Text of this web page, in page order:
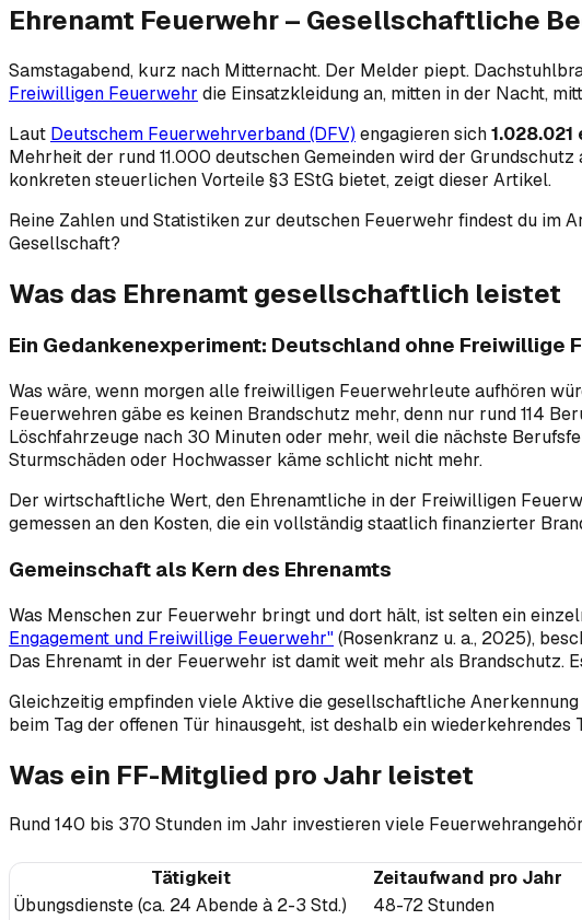
Ehrenamt Feuerwehr – Gesellschaftliche
Samstagabend, kurz nach Mitternacht. Der Melder piept.
Freiwilligen Feuerwehr die Einsatzkleidung an, mitten in der Nacht,
Laut Deutschem Feuerwehrverband (DFV) engagieren sich
Mehrheit der rund 11.000 deutschen Gemeinden wird der
konkreten steuerlichen Vorteile §3 EStG bietet, zeigt dieser Artikel.
Reine Zahlen und Statistiken zur deutschen Feuerwehr findest du im
Gesellschaft?
Was das Ehrenamt gesellschaftlich leistet
Ein Gedankenexperiment: Deutschland ohne Freiwillige
Was wäre, wenn morgen alle freiwilligen Feuerwehrleute aufhören
Feuerwehren gäbe es keinen Brandschutz mehr, denn nur rund 114
Löschfahrzeuge nach 30 Minuten oder mehr, weil die nächste
Sturmschäden oder Hochwasser käme schlicht nicht mehr.
Der wirtschaftliche Wert, den Ehrenamtliche in der Freiwilligen
gemessen an den Kosten, die ein vollständig staatlich finanzierter
Gemeinschaft als Kern des Ehrenamts
Was Menschen zur Feuerwehr bringt und dort hält, ist selten ein
Engagement und Freiwillige Feuerwehr"(Rosenkranz u. a., 2025),
Das Ehrenamt in der Feuerwehr ist damit weit mehr als
Gleichzeitig empfinden viele Aktive die gesellschaftliche
beim Tag der offenen Tür hinausgeht, ist deshalb ein wiederkehrendes
Was ein FF-Mitglied pro Jahr leistet
Rund 140 bis 370 Stunden im Jahr investieren viele
Tätigkeit
Zeitaufwand pro Jahr
Übungsdienste (ca. 24 Abende à 2-3 Std.)
48-72 Stunden